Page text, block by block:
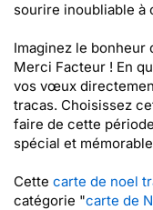
sourire inoubliable à
Imaginez le
Merci Facteur ! En
vos vœux
tracas. Choisissez
faire de cette
spécial et
Cette carte de noel
catégorie "carte de